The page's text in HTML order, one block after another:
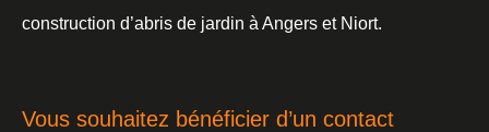
construction d’abris de jardin à Angers et Niort.
Vous souhaitez bénéficier d’un contact